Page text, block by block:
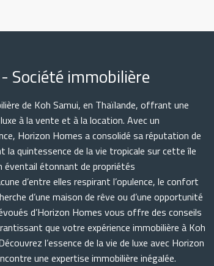
Société immobilière
de Koh Samui, en Thaïlande, offrant une
à la vente et à la location. Avec un
Horizon Homes a consolidé sa réputation de
la quintessence de la vie tropicale sur cette île
éventail étonnant de propriétés
d’entre elles respirant l’opulence, le confort
d’une maison de rêve ou d’une opportunité
d’Horizon Homes vous offre des conseils
que votre expérience immobilière à Koh
l’essence de la vie de luxe avec Horizon
une expertise immobilière inégalée.